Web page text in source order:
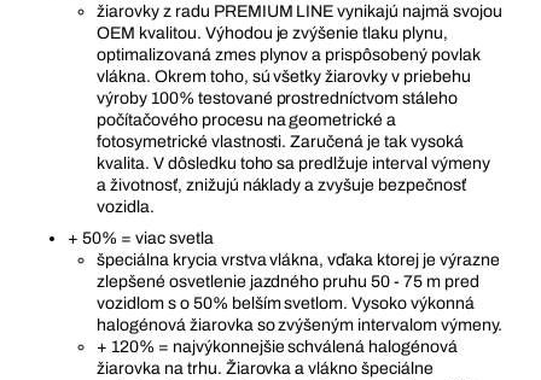
žiarovky z radu PREMIUM LINE vynikajú najmä svojou
OEM kvalitou. Výhodou je zvýšenie tlaku plynu,
optimalizovaná zmes plynov a prispôsobený povlak
vlákna. Okrem toho, sú všetky žiarovky v priebehu
výroby 100% testované prostredníctvom stáleho
počítačového procesu na geometrické a
fotosymetrické vlastnosti. Zaručená je tak vysoká
kvalita. V dôsledku toho sa predlžuje interval výmeny
a životnosť, znižujú náklady a zvyšuje bezpečnosť
vozidla.
+ 50% = viac svetla
špeciálna krycia vrstva vlákna, vďaka ktorej je výrazne
zlepšené osvetlenie jazdného pruhu 50 - 75 m pred
vozidlom s o 50% belším svetlom. Vysoko výkonná
halogénová žiarovka so zvýšeným intervalom výmeny.
+ 120% = najvýkonnejšie schválená halogénová
žiarovka na trhu. Žiarovka a vlákno špeciálne